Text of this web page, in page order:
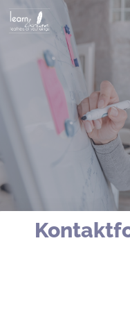
Zum
Inhalt